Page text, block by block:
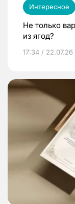
Интересное
Не только
из ягод?
17:34 / 22.07.26